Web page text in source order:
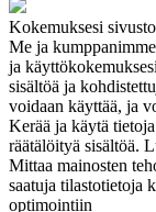
Kokemuksesi
Me ja
ja
sisältöä ja
voidaan käyttää, ja
Kerää ja käytä
räätälöityä sisältöä.
Mittaa mainosten
saatuja tilastotietoja
optimointiin